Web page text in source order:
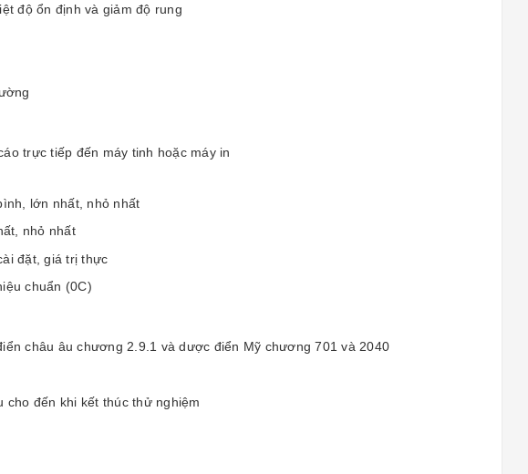
độ ổn định và giảm độ rung
trực tiếp đến máy tinh hoặc máy in
lớn nhất, nhỏ nhất
nhỏ nhất
đặt, giá trị thực
chuẩn (0C)
châu âu chương 2.9.1 và dược điển Mỹ chương 701 và 2040
cho đến khi kết thúc thử nghiệm